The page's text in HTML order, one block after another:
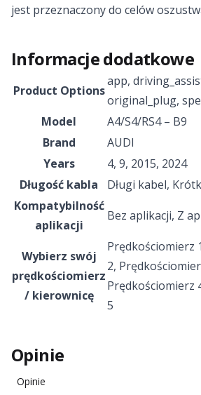
jest przeznaczony do celów
Informacje dodatkowe
Product Options
app,
original_plug,
Model
A4/S4/RS4 – B9
Brand
AUDI
Years
4, 9, 2015, 2024
Długość kabla
Długi kabel,
Kompatybilność
aplikacji
Bez aplikacji, Z
Wybierz swój
prędkościomierz
/ kierownicę
Prędkościomierz 1
2,
Prędkościomierz
5
Opinie
Opinie